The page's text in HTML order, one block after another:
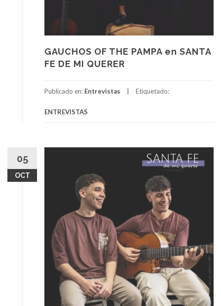
GAUCHOS OF THE PAMPA en SANTA
FE DE MI QUERER
Publicado en: Entrevistas Etiquetado:
ENTREVISTAS
05
OCT